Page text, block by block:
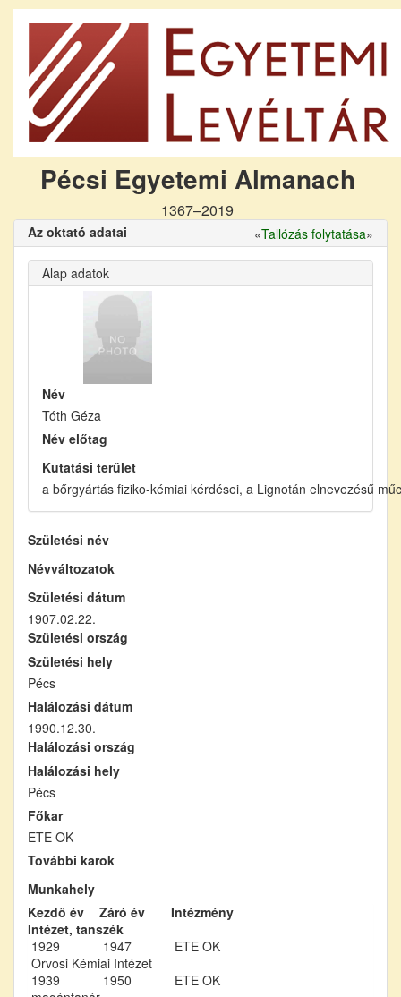
Pécsi Egyetemi Almanach
1367–2019
Az oktató adatai «Tallózás folytatása»
Alap adatok
Név
Tóth Géza
Név előtag
Kutatási terület
a bőrgyártás fiziko-kémiai kérdései, a Lignotán elnevezésű
Születési név
Névváltozatok
Születési dátum
1907.02.22.
Születési ország
Születési hely
Pécs
Halálozási dátum
1990.12.30.
Halálozási ország
Halálozási hely
Pécs
Főkar
ETE OK
További karok
Munkahely
Kezdő év
Záró év
Intézmény
Intézet, tanszék
1929
1947
ETE OK
Orvosi Kémiai Intézet
1939
1950
ETE OK